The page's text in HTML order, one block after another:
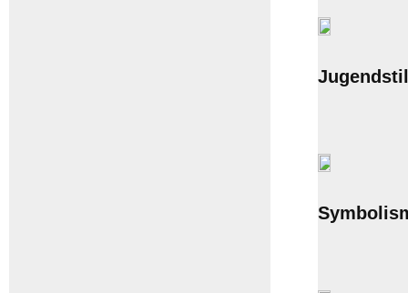
Jugendstil